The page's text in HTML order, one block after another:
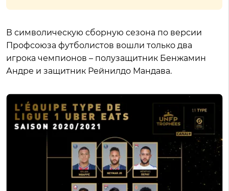
В символическую сборную сезона по версии
Профсоюза футболистов вошли только два
игрока чемпионов – полузащитник Бенжамин
Андре и защитник Рейнилдо Мандава.